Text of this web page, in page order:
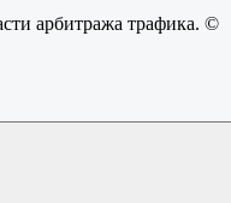
арбитража трафика. ©